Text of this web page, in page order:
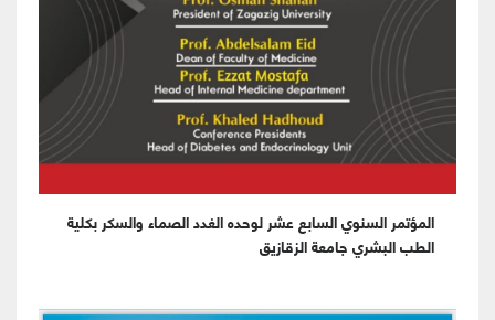
المؤتمر السنوي السابع عشر لوحده الغدد الصماء والسكر بكلية
الطب البشري جامعة الزقازيق